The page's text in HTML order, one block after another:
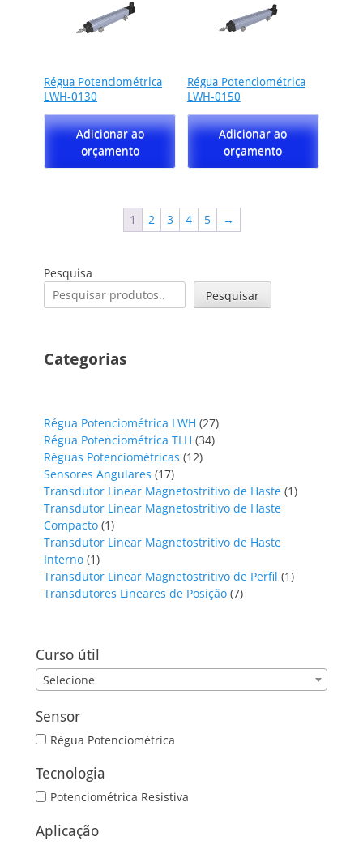
Régua Potenciométrica
LWH-0130
Adicionar ao
orçamento
Régua Potenciométrica
LWH-0150
Adicionar ao
orçamento
1 2 3 4 5 →
Pesquisa
Pesquisar
Categorias
Régua Potenciométrica LWH 2727
Régua Potenciométrica TLH 3434
Réguas Potenciométricas 1212
Sensores Angulares 1717
produtos
Transdutor Linear Magnetostritivo de Haste 11
Transdutor Linear Magnetostritivo de Haste
Compacto 11
produto
Transdutor Linear Magnetostritivo de Haste
Interno 11
produto
Transdutor Linear Magnetostritivo de Perfil 11
Transdutores Lineares de Posição 77
Curso útil
Selecione
Sensor
Régua Potenciométrica
Tecnologia
Potenciométrica Resistiva
Aplicação